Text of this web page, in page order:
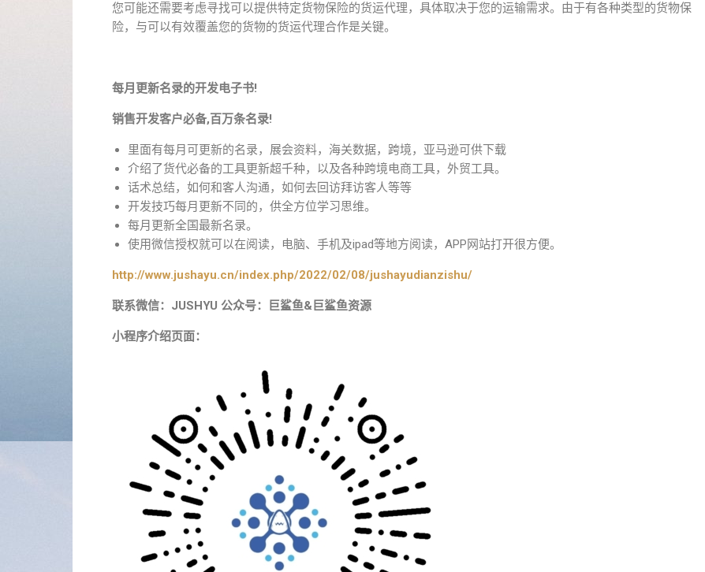
您可能还需要考虑寻找可以提供特定货物保险的货运代理，具体取决于您的运输需求。由于有各种类型的货物保
险，与可以有效覆盖您的货物的货运代理合作是关键。
每月更新名录的开发电子书!
销售开发客户必备,百万条名录!
里面有每月可更新的名录，展会资料，海关数据，跨境，亚马逊可供下载
介绍了货代必备的工具更新超千种，以及各种跨境电商工具，外贸工具。
话术总结，如何和客人沟通，如何去回访拜访客人等等
开发技巧每月更新不同的，供全方位学习思维。
每月更新全国最新名录。
使用微信授权就可以在阅读，电脑、手机及ipad等地方阅读，APP网站打开很方便。
http://www.jushayu.cn/index.php/2022/02/08/jushayudianzishu/
联系微信：JUSHYU 公众号：巨鲨鱼&巨鲨鱼资源
小程序介绍页面：